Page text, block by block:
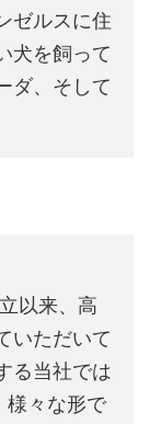
ゼルスに住
犬を飼って
ダ、そして
以来、高
いただいて
る当社では
様々な形で